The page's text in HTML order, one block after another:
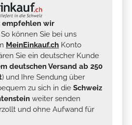
empfehlen wir
So können Sie bei uns
MeinEinkauf.ch Konto
Sie ein deutscher Kunde
deutschen Versand ab 250
) und Ihre Sendung über
zu sich in die Schweiz
weiter senden
und ohne Aufwand für